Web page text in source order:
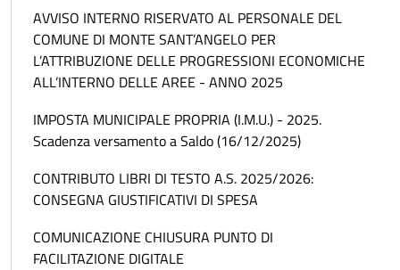
AVVISO INTERNO RISERVATO AL PERSONALE DEL
COMUNE DI MONTE SANT’ANGELO PER
L’ATTRIBUZIONE DELLE PROGRESSIONI ECONOMICHE
ALL’INTERNO DELLE AREE - ANNO 2025
IMPOSTA MUNICIPALE PROPRIA (I.M.U.) - 2025.
Scadenza versamento a Saldo (16/12/2025)
CONTRIBUTO LIBRI DI TESTO A.S. 2025/2026:
CONSEGNA GIUSTIFICATIVI DI SPESA
COMUNICAZIONE CHIUSURA PUNTO DI
FACILITAZIONE DIGITALE